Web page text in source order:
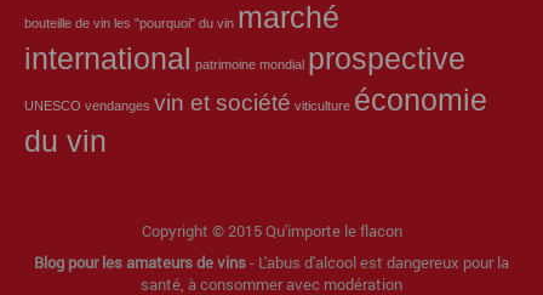
bouteille de vin les "pourquoi" du vin marché
international
patrimoine mondial prospective
UNESCO vendanges vin et société viticulture économie
du vin
Copyright © 2015 Qu'importe le flacon
Blog pour les amateurs de vins- L'abus d'alcool est dangereux pour la
santé, à consommer avec modération